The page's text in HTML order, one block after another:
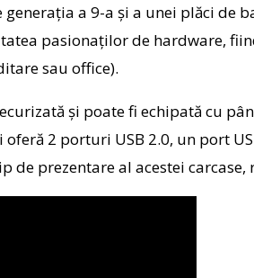
a 9-a și a unei plăci
pasionaților de hardware,
sau office).
și poate fi echipată cu
2 porturi USB 2.0, un port
prezentare al acestei carcase,